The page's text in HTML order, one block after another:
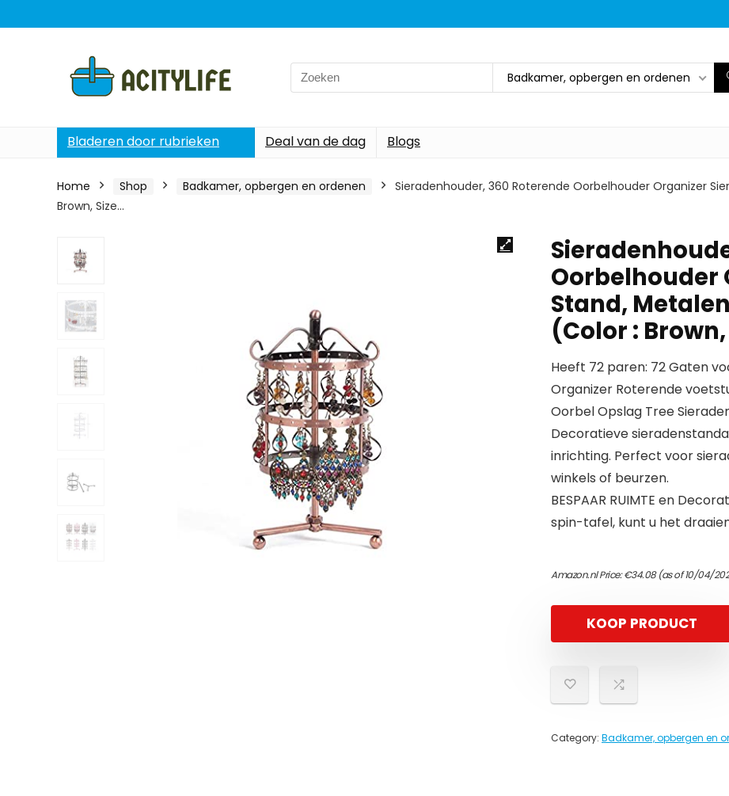
Search
for:
Badkamer, opbergen en ordenen
Bladeren door rubrieken Deal van de dag Blogs
Home Shop Badkamer, opbergen en ordenen
Sieradenhouder, 360 Roterende Oorbelhouder Organizer
Brown, Size…
Oorbelhouder
Stand,
(Color :
Heeft 72 paren: 72 Gaten
Organizer Roterende
Oorbel Opslag Tree
Decoratieve
inrichting. Perfect voor
winkels of beurzen.
BESPAAR RUIMTE en
spin-tafel, kunt u het
Amazon.nl Price:€34.08(as of 10/04/
KOOP PRODUCT
Category: Badkamer, opbergen en